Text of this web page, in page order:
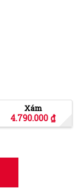
Xám
4.790.000₫